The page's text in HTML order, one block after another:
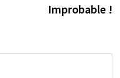
Improbable !